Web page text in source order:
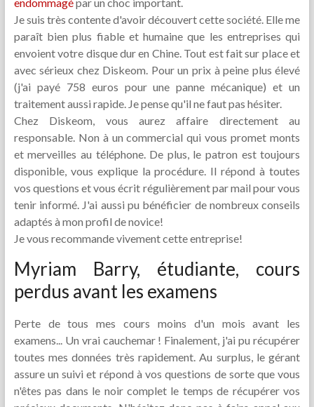
Je suis très contente d'avoir découvert cette société. Elle me
paraît bien plus fiable et humaine que les entreprises qui
envoient votre disque dur en Chine. Tout est fait sur place et
avec sérieux chez Diskeom. Pour un prix à peine plus élevé
(j'ai payé 758 euros pour une panne mécanique) et un
traitement aussi rapide. Je pense qu'il ne faut pas hésiter.
Chez Diskeom, vous aurez affaire directement au
responsable. Non à un commercial qui vous promet monts
et merveilles au téléphone. De plus, le patron est toujours
disponible, vous explique la procédure. Il répond à toutes
vos questions et vous écrit régulièrement par mail pour vous
tenir informé. J'ai aussi pu bénéficier de nombreux conseils
adaptés à mon profil de novice!
Je vous recommande vivement cette entreprise!
Myriam Barry, étudiante, cours
perdus avant les examens
Perte de tous mes cours moins d'un mois avant les
examens... Un vrai cauchemar ! Finalement, j'ai pu récupérer
toutes mes données très rapidement. Au surplus, le gérant
assure un suivi et répond à vos questions de sorte que vous
n'êtes pas dans le noir complet le temps de récupérer vos